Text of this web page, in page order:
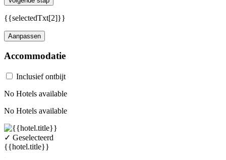
{{selectedTxt[2]}}
Aanpassen
Accommodatie
Inclusief ontbijt
No Hotels available
No Hotels available
✓ Geselecteerd
{{hotel.title}}